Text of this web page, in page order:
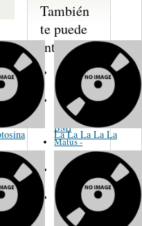
La La La La La
También
te puede
interesar...
Martinez,
Felipe
Performance
Music Co.
BMI
Matus -
Rodriguez
Carleton -
Dixon
Abreu -
Oliverira